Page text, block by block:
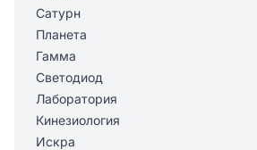
Сатурн
Планета
Гамма
Светодиод
Лаборатория
Кинезиология
Искра